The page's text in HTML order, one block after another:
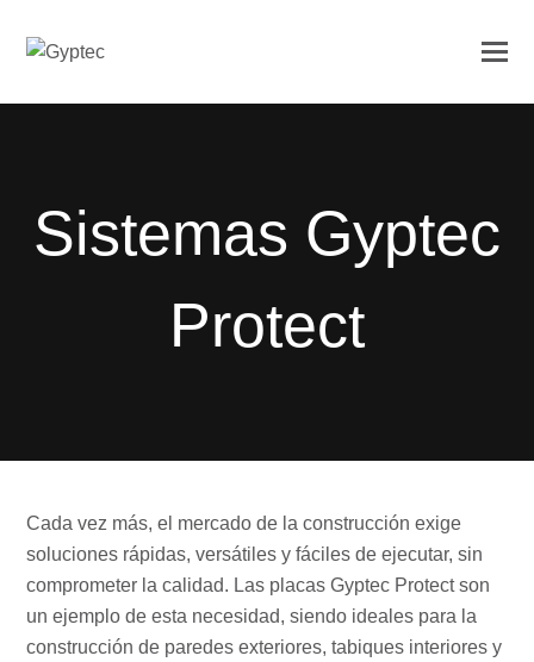
Sistemas Gyptec
Protect
Cada vez más, el mercado de la construcción exige
soluciones rápidas, versátiles y fáciles de ejecutar, sin
comprometer la calidad. Las placas Gyptec Protect son
un ejemplo de esta necesidad, siendo ideales para la
construcción de paredes exteriores, tabiques interiores y